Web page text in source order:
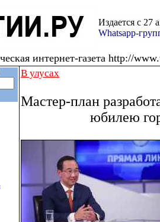
Издается с 27
Whatsapp-
интернет-газета http://
В улусах
Мастер-план
юбилею